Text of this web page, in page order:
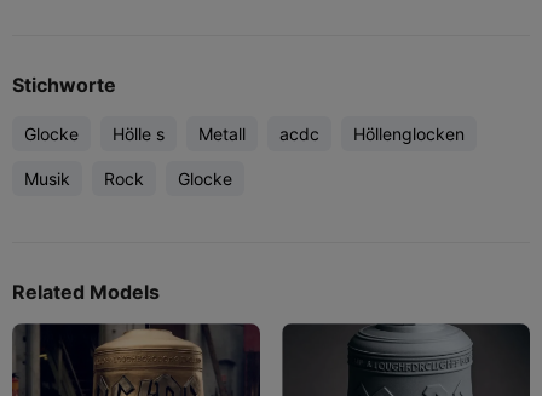
Stichworte
Glocke Hölle s Metall acdc Höllenglocken
Musik Rock Glocke
Related Models